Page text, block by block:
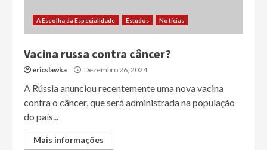
A Escolha da Especialidade Estudos Notícias
Vacina russa contra câncer?
ericslawka Dezembro 26, 2024
A Rússia anunciou recentemente uma nova vacina
contra o câncer, que será administrada na população
do país...
Mais informações